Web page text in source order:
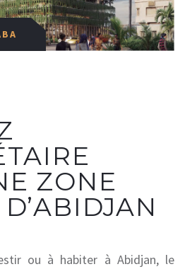
ZONE
ou à habiter à Abidjan, le